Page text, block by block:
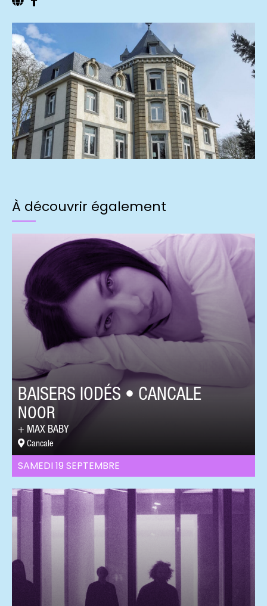
À découvrir également
SAMEDI 19 SEPTEMBRE
BAISERS IODÉS • CANCALE
NOOR
MAX BABY
Cancale